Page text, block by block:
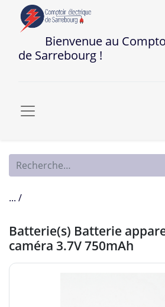
Bienvenue au
de Sarrebourg !
... /
Batterie(s) Batterie
caméra 3.7V 750mAh